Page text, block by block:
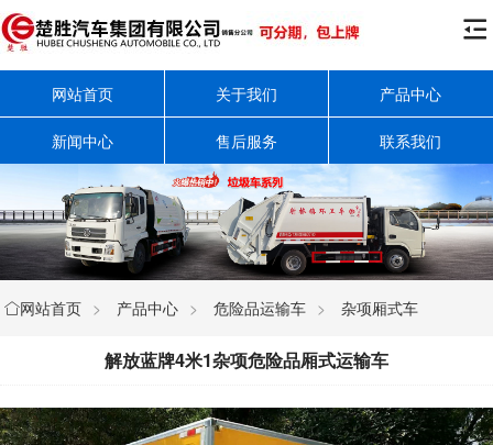

网站首页 关于我们 产品中心
新闻中心 售后服务 联系我们
网站首页 > 产品中心 > 危险品运输车 > 杂项厢式车
解放蓝牌4米1杂项危险品厢式运输车